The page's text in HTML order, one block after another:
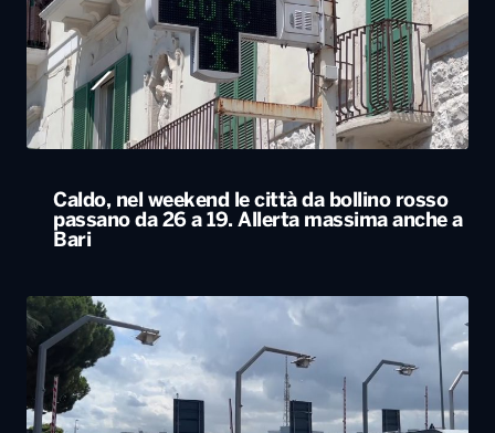
Caldo, nel weekend le città da bollino rosso
passano da 26 a 19. Allerta massima anche a
Bari